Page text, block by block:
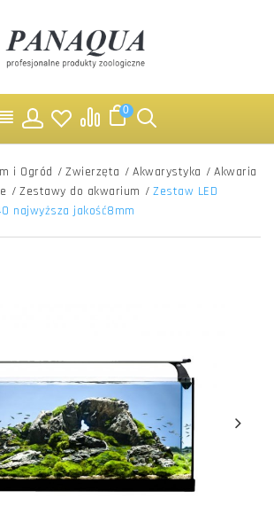
0
i Ogród / Zwierzęta / Akwarystyka / Akwaria
/ Zestawy do akwarium / Zestaw LED
najwyższa jakość8mm